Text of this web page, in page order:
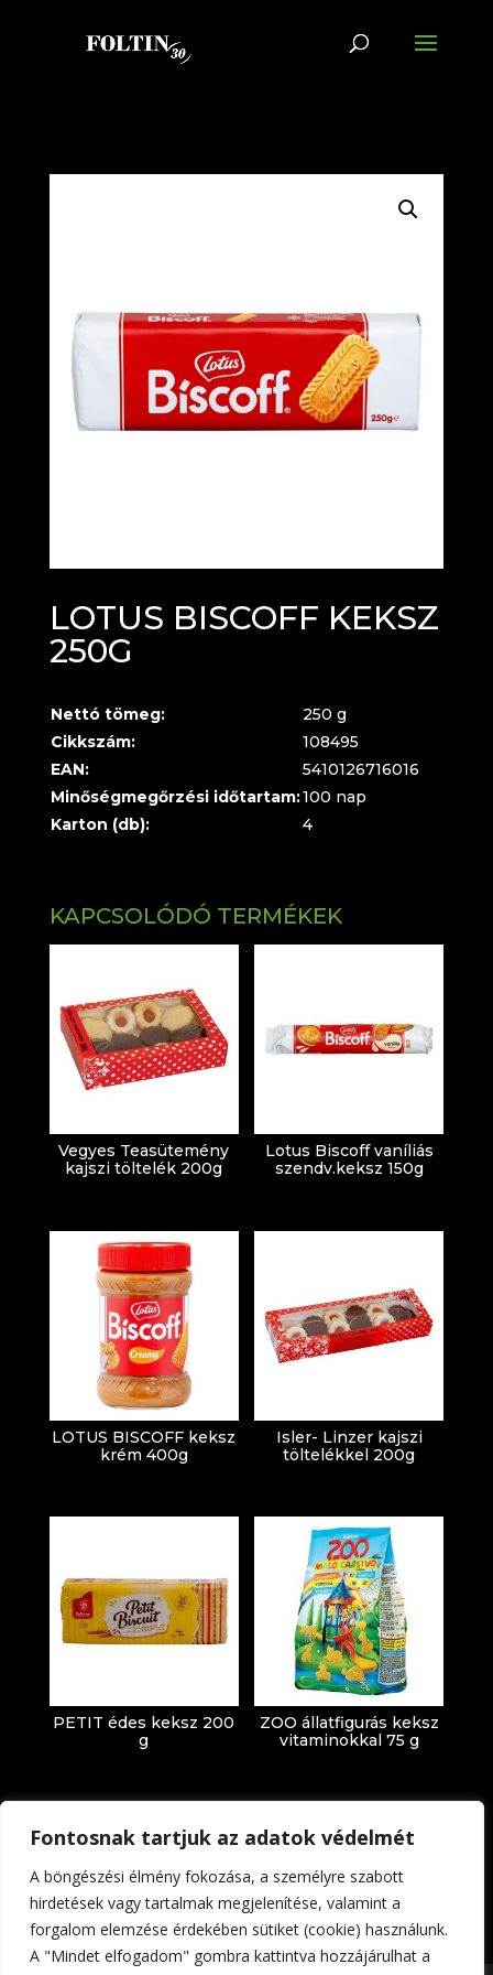
Fontosnak tartjuk az adatok védelmét
A böngészési élmény fokozása, a személyre szabott
hirdetések vagy tartalmak megjelenítése, valamint a
forgalom elemzése érdekében sütiket (cookie) használunk.
A "Mindet elfogadom" gombra kattintva hozzájárulhat a
LOTUS BISCOFF KEKSZ
250G
Nettó tömeg:
250 g
Cikkszám:
108495
EAN:
5410126716016
Minőségmegőrzési időtartam:100 nap
Karton (db):
4
KAPCSOLÓDÓ TERMÉKEK
Vegyes Teasütemény
kajszi töltelék 200g
Lotus Biscoff vaníliás
szendv.keksz 150g
LOTUS BISCOFF keksz
krém 400g
Isler- Linzer kajszi
töltelékkel 200g
PETIT édes keksz 200
g
ZOO állatfigurás keksz
vitaminokkal 75 g
Impresszum Adatkezelési tájékoztató